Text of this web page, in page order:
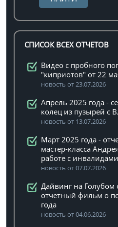
СПИСОК ВСЕХ ОТЧЕТОВ
Видео с пробного
"киприотов" от 22
новость от 23.07.2026
Апрель 2025 года -
колец из пузырей с
новость от 13.07.2026
Март 2025 года -
мастер-класса
работе с инвалидами
новость от 07.07.2026
Дайвинг на Голубом
отчетный фильм о
года
новость от 04.06.2026